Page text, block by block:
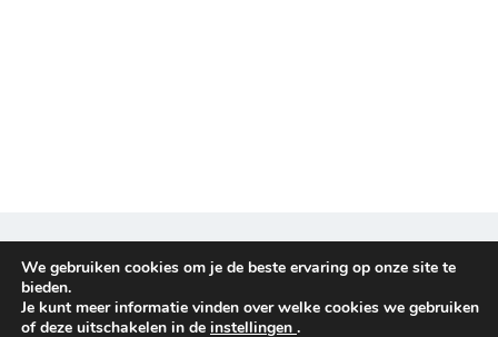
Copyright © 2026 Reisplanners. All rights reserved.
We gebruiken cookies om je de beste ervaring op onze site te
bieden.
Je kunt meer informatie vinden over welke cookies we gebruiken
of deze uitschakelen in de instellingen .